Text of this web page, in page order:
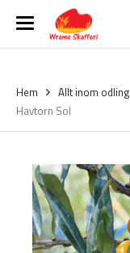
Hem Allt inom odling
Havtorn Sol